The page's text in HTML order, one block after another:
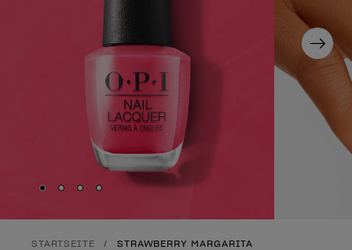
Next
Skip to slide
Skip to slide
Skip to slide 3
Skip to slide
STARTSEITE
STRAWBERRY MARGARITA